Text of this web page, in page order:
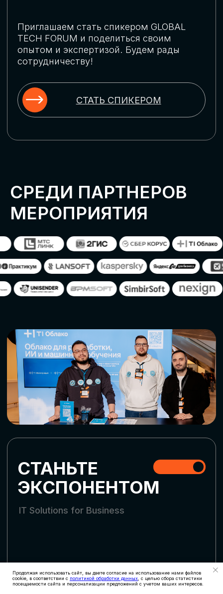
Продолжая использовать сайт, вы даете согласие на использование нами файлов
cookie, в соответствии с политикой обработки данных , с целью сбора статистики
посещаемости сайта и персонализации предложений с учетом ваших интересов.
ОСТАВИТЬ
ЗАЯВКУ
СТАТЬ ПАРТНЕРОМ
СКАЧАТЬ ПРОГРАММУ
СТАТЬ СПИКЕРОМ
Оставьте заявку, наши менеджеры
СТАТЬ УЧАСТНИКОМ